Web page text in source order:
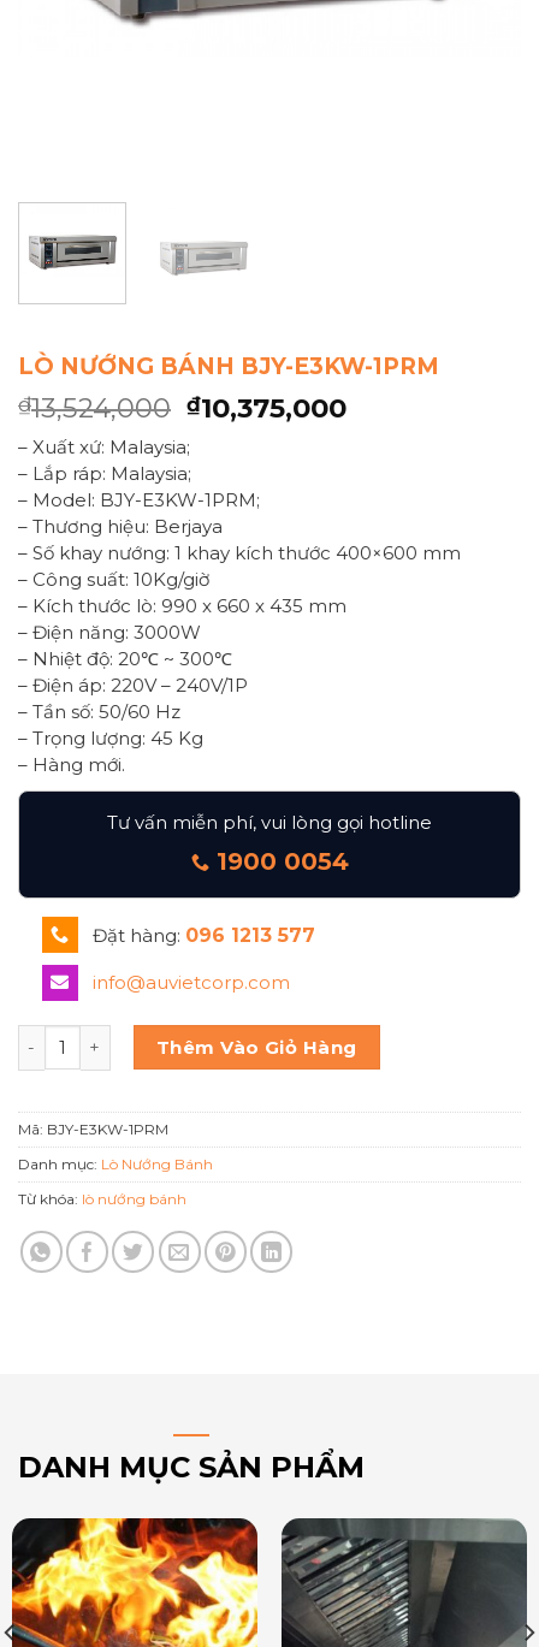
LÒ NƯỚNG BÁNH BJY-E3KW-1PRM
₫13,524,000 ₫10,375,000
– Xuất xứ: Malaysia;
– Lắp ráp: Malaysia;
– Model: BJY-E3KW-1PRM;
– Thương hiệu: Berjaya
– Số khay nướng: 1 khay kích thước 400×600 mm
– Công suất: 10Kg/giờ
– Kích thước lò: 990 x 660 x 435 mm
– Điện năng: 3000W
– Nhiệt độ: 20℃ ~ 300℃
– Điện áp: 220V – 240V/1P
– Tần số: 50/60 Hz
– Trọng lượng: 45 Kg
– Hàng mới.
Tư vấn miễn phí, vui lòng gọi hotline
1900 0054
Đặt hàng: 096 1213 577
info@auvietcorp.com
LÒ NƯỚNG BÁNH BJY-E3KW-1PRM số lượng
Thêm Vào Giỏ Hàng
Mã: BJY-E3KW-1PRM
Danh mục: Lò Nướng Bánh
Từ khóa: lò nướng bánh
DANH MỤC SẢN PHẨM